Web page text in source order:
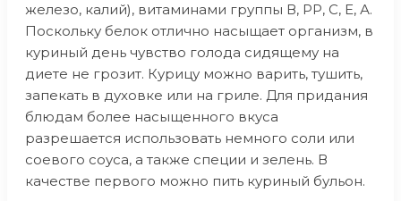
железо, калий), витаминами группы В, РР, С, Е, А.
Поскольку белок отлично насыщает организм, в
куриный день чувство голода сидящему на
диете не грозит. Курицу можно варить, тушить,
запекать в духовке или на гриле. Для придания
блюдам более насыщенного вкуса
разрешается использовать немного соли или
соевого соуса, а также специи и зелень. В
качестве первого можно пить куриный бульон.